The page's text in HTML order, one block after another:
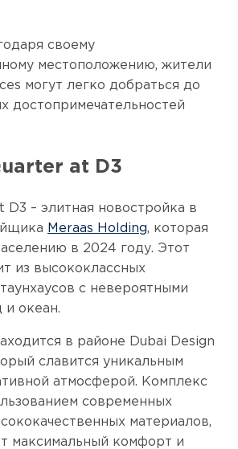
своему
местоположению, жители
могут легко добраться до
достопримечательностей
at D3
D3 – элитная новостройка в
Meraas Holding, которая
в 2024 году. Этот
из высококлассных
с невероятными
и океан.
в районе Dubai Design
славится уникальным
атмосферой. Комплекс
современных
материалов,
максимальный комфорт и